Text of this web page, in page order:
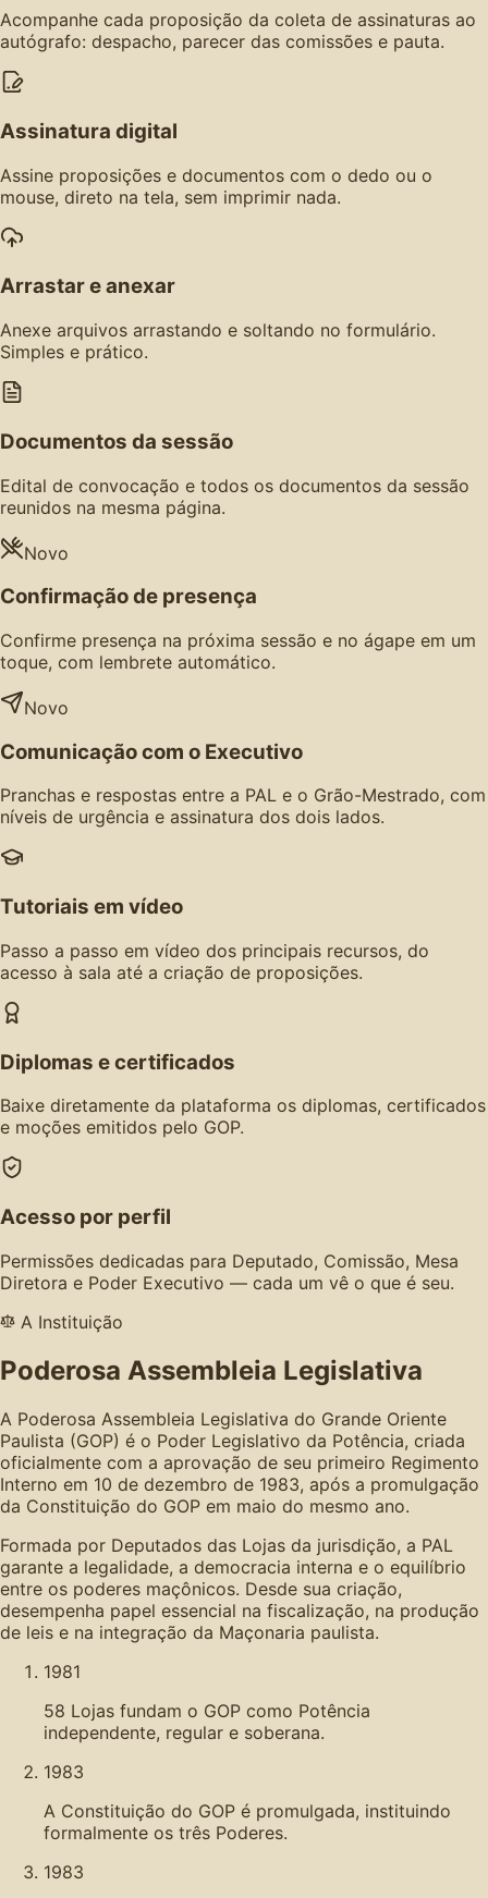
Acompanhe cada proposição da coleta de assinaturas ao
autógrafo: despacho, parecer das comissões e pauta.
Assinatura digital
Assine proposições e documentos com o dedo ou o
mouse, direto na tela, sem imprimir nada.
Arrastar e anexar
Anexe arquivos arrastando e soltando no formulário.
Simples e prático.
Documentos da sessão
Edital de convocação e todos os documentos da sessão
reunidos na mesma página.
Novo
Confirmação de presença
Confirme presença na próxima sessão e no ágape em um
toque, com lembrete automático.
Novo
Comunicação com o Executivo
Pranchas e respostas entre a PAL e o Grão-Mestrado, com
níveis de urgência e assinatura dos dois lados.
Tutoriais em vídeo
Passo a passo em vídeo dos principais recursos, do
acesso à sala até a criação de proposições.
Diplomas e certificados
Baixe diretamente da plataforma os diplomas, certificados
e moções emitidos pelo GOP.
Acesso por perfil
Permissões dedicadas para Deputado, Comissão, Mesa
Diretora e Poder Executivo — cada um vê o que é seu.
A Instituição
Poderosa Assembleia Legislativa
A Poderosa Assembleia Legislativa do Grande Oriente
Paulista (GOP) é o Poder Legislativo da Potência, criada
oficialmente com a aprovação de seu primeiro Regimento
Interno em 10 de dezembro de 1983, após a promulgação
da Constituição do GOP em maio do mesmo ano.
Formada por Deputados das Lojas da jurisdição, a PAL
garante a legalidade, a democracia interna e o equilíbrio
entre os poderes maçônicos. Desde sua criação,
desempenha papel essencial na fiscalização, na produção
de leis e na integração da Maçonaria paulista.
1981
58 Lojas fundam o GOP como Potência
independente, regular e soberana.
1983
A Constituição do GOP é promulgada, instituindo
formalmente os três Poderes.
1983